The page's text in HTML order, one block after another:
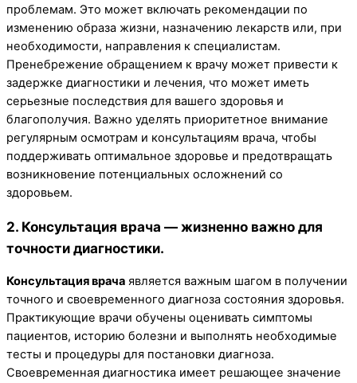
проблемам. Это может включать рекомендации по
изменению образа жизни, назначению лекарств или, при
необходимости, направления к специалистам.
Пренебрежение обращением к врачу может привести к
задержке диагностики и лечения, что может иметь
серьезные последствия для вашего здоровья и
благополучия. Важно уделять приоритетное внимание
регулярным осмотрам и консультациям врача, чтобы
поддерживать оптимальное здоровье и предотвращать
возникновение потенциальных осложнений со
здоровьем.
2. Консультация врача — жизненно важно для
точности диагностики.
Консультация врача является важным шагом в получении
точного и своевременного диагноза состояния здоровья.
Практикующие врачи обучены оценивать симптомы
пациентов, историю болезни и выполнять необходимые
тесты и процедуры для постановки диагноза.
Своевременная диагностика имеет решающее значение